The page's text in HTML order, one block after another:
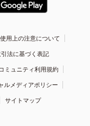
用上の注意について
法に基づく表記
ミュニティ利用規約
ルメディアポリシー
サイトマップ